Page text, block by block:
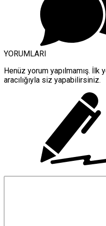
YORUMLARI
Henüz yorum yapılmamış. İlk
aracılığıyla siz yapabilirsiniz.